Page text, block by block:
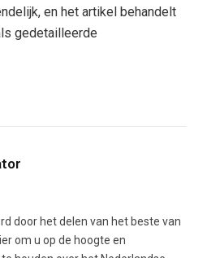
en het artikel behandelt
gedetailleerde
door het delen van het beste van
om u op de hoogte en